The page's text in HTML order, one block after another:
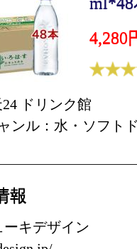
4,280
ドリンク館
ンル：水・ソフト
報
キデザイン